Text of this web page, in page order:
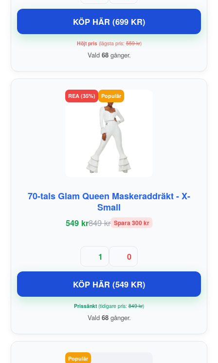
KÖP HÄR (699 KR)
Höjt pris(lägsta pris:559 kr)
Vald 68gånger.
REA (35%) Populär
70-tals Glam Queen Maskeraddräkt - X-
Small
549 kr849 kr Spara 300 kr
1 0
KÖP HÄR (549 KR)
Prissänkt(tidigare pris: 849 kr)
Vald 68gånger.
Populär